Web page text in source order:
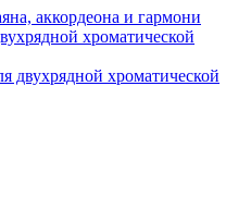
аккордеона и гармони
хроматической
двухрядной хроматической